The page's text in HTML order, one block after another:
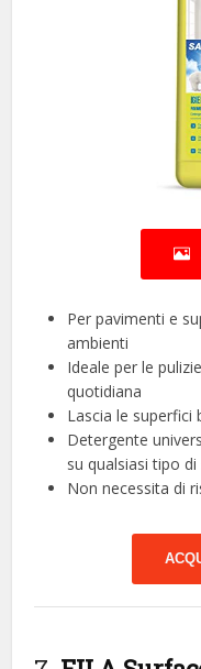
Per pavimenti e
ambienti
Ideale per le
quotidiana
Lascia le
Detergente
su qualsiasi tipo
Non necessita di